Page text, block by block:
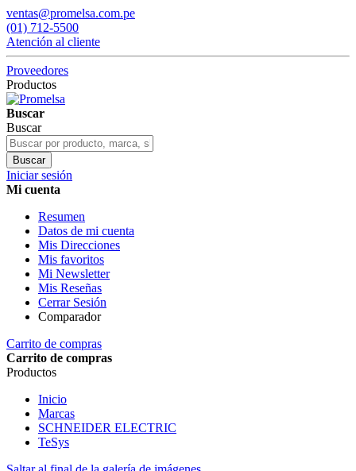
ventas@promelsa.com.pe
(01) 712-5500
Atención al cliente
Proveedores
Productos
Buscar
Buscar
Buscar
Iniciar sesión
Mi cuenta
Resumen
Datos de mi cuenta
Mis Direcciones
Mis favoritos
Mi Newsletter
Mis Reseñas
Cerrar Sesión
Comparador
Carrito de compras
Carrito de compras
Productos
Inicio
Marcas
SCHNEIDER ELECTRIC
TeSys